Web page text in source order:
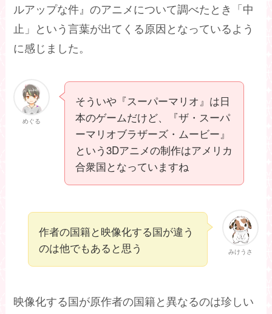
ルアップな件』のアニメについて調べたとき「中
止」という言葉が出てくる原因となっているよう
に感じました。
めぐる
そういや『スーパーマリオ』は日
本のゲームだけど、『ザ・スーパ
ーマリオブラザーズ・ムービー』
という3Dアニメの制作はアメリカ
合衆国となっていますね
みけうさ
作者の国籍と映像化する国が違う
のは他でもあると思う
映像化する国が原作者の国籍と異なるのは珍しい